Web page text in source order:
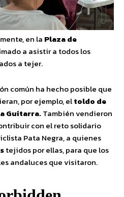
en la Plaza de
a asistir a todos los
a tejer.
común ha hecho posible que
por ejemplo, eltoldo de
Guitarra.También vendieron
con el reto solidario
Pata Negra, a quienes
tejidos por ellas, para que los
andaluces que visitaron.